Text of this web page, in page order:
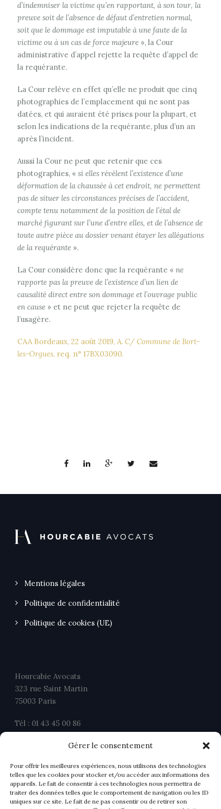
Gérer le consentement
Pour offrir les meilleures expériences, nous utilisons des technologies
telles que les cookies pour stocker et/ou accéder aux informations des
appareils. Le fait de consentir à ces technologies nous permettra de
traiter des données telles que le comportement de navigation ou les ID
uniques sur ce site. Le fait de ne pas consentir ou de retirer son
d’indemniser la victime qu’en rapportant, à son tour, la
preuve soit de l’absence de défaut d’entretien normal,
soit que le dommage est imputable à une faute de la
victime ou à un cas de force majeure », la Cour
administrative d’appel rejette la requête d’appel de
la requérante.
La Cour relève en effet qu’elle ne produit que cinq
photographies de l’emplacement qui ne sont pas
datées, et qui auraient été prises pour la plupart, et
selon les indications de la requérante, plus d’un an
après l’incident.
Aussi la Cour ne peut que retenir que ces
photographies, « si elles révèlent l’existence d’une
déformation de la chaussée à cet endroit, ne permettent
pas de situer les circonstances précises de l’accident,
compte tenu notamment de la position de l’étal de
marché figurant sur l’une d’entre elles, et de l’absence de
toute autre pièce au dossier venant étayer les allégations
de la requérante ».
La Cour considère donc que la requérante « ne
rapporte pas la preuve de l’existence d’un lien de
causalité direct entre son dommage et l’ouvrage public
en cause » et ne peut que rejeter la requête de
l’usagère.
CAA Bordeaux, 22 août 2019, A. C/ Commune de Bort-
les-Orgues, req. n° 17BX03090.
Mentions légales
Politique de confidentialité
Politique de cookies (UE)
Hourcabie Avocats
323 rue Saint Martin
75003 Paris
Tél : 01 43 45 00 86
contact@ahavocats.fr